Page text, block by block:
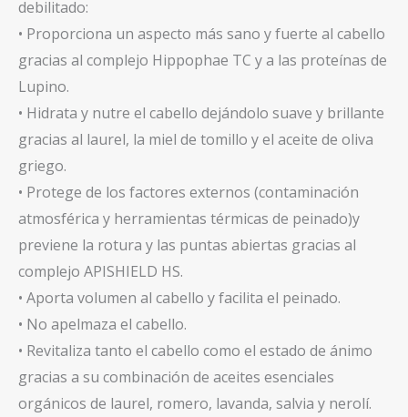
debilitado:
• Proporciona un aspecto más sano y fuerte al cabello
gracias al complejo Hippophae TC y a las proteínas de
Lupino.
• Hidrata y nutre el cabello dejándolo suave y brillante
gracias al laurel, la miel de tomillo y el aceite de oliva
griego.
• Protege de los factores externos (contaminación
atmosférica y herramientas térmicas de peinado)y
previene la rotura y las puntas abiertas gracias al
complejo APISHIELD HS.
• Aporta volumen al cabello y facilita el peinado.
• No apelmaza el cabello.
• Revitaliza tanto el cabello como el estado de ánimo
gracias a su combinación de aceites esenciales
orgánicos de laurel, romero, lavanda, salvia y nerolí.